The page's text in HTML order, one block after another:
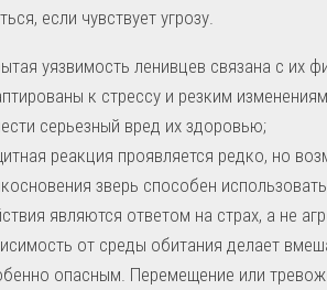
если чувствует угрозу.
уязвимость ленивцев связана с их
к стрессу и резким
серьезный вред их здоровью;
реакция проявляется редко, но
зверь способен
являются ответом на страх, а не
от среды обитания делает
опасным. Перемещение или